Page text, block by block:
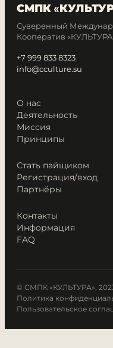
СМПК
Суверенный
Кооператив
+7 999 833 8323
info@cculture.su
О нас
Деятельность
Миссия
Принципы
Стать пайщиком
Регистрация/вход
Партнёры
Контакты
Информация
FAQ
© СМПК «КУЛЬТУРА»,
Политика
Пользовательское